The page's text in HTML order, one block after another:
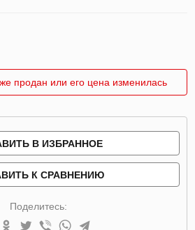
продан или его цена изменилась
В ИЗБРАННОЕ
К СРАВНЕНИЮ
Поделитесь: